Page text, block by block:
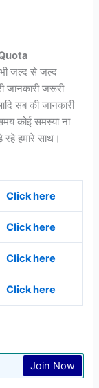
भी जल्द से जल्द
जरूरी
सब की जानकारी
कोई समस्या ना
हमारे साथ।
Click here
Click here
Click here
Click here
Join Now